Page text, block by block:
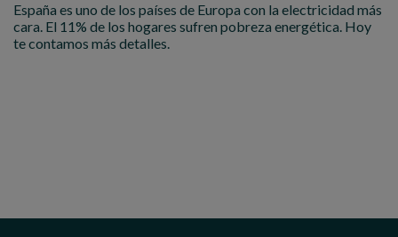
España es uno de los países de Europa con la electricidad más
cara. El 11% de los hogares sufren pobreza energética. Hoy
te contamos más detalles.